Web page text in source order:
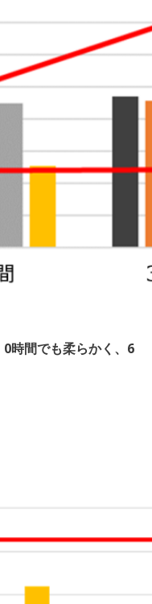
0時間でも柔らかく 、 6